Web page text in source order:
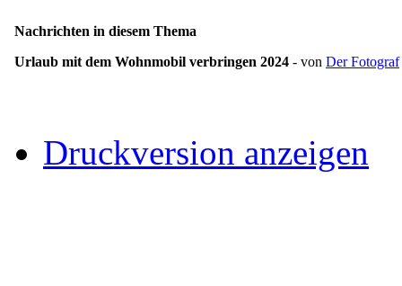
Nachrichten in diesem Thema
Urlaub mit dem Wohnmobil verbringen 2024 - von Der Fotograf
Druckversion anzeigen